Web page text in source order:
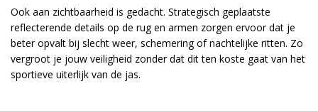
Ook aan zichtbaarheid is gedacht. Strategisch geplaatste
reflecterende details op de rug en armen zorgen ervoor dat je
beter opvalt bij slecht weer, schemering of nachtelijke ritten. Zo
vergroot je jouw veiligheid zonder dat dit ten koste gaat van het
sportieve uiterlijk van de jas.